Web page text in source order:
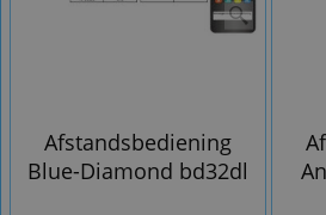
Afstandsbediening
Blue-Diamond bd32dl